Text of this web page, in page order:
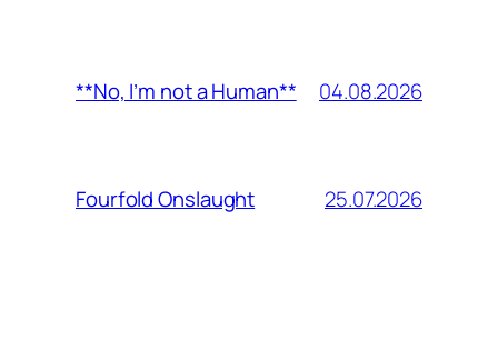
**No, I’m not a Human** 04.08.2026
Fourfold Onslaught 25.07.2026